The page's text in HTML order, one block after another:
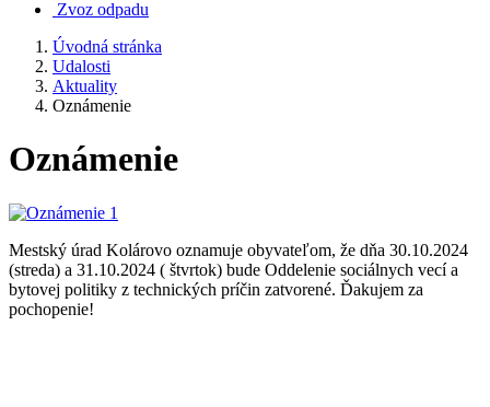
Zvoz odpadu
Úvodná stránka
Udalosti
Aktuality
Oznámenie
Oznámenie
Mestský úrad Kolárovo oznamuje obyvateľom, že dňa 30.10.2024
(streda) a 31.10.2024 ( štvrtok) bude Oddelenie sociálnych vecí a
bytovej politiky z technických príčin zatvorené. Ďakujem za
pochopenie!